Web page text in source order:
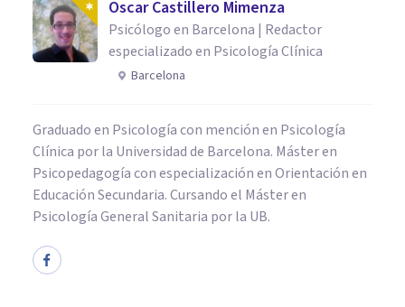
Oscar Castillero Mimenza
Psicólogo en Barcelona | Redactor
especializado en Psicología Clínica
Barcelona
Graduado en Psicología con mención en Psicología
Clínica por la Universidad de Barcelona. Máster en
Psicopedagogía con especialización en Orientación en
Educación Secundaria. Cursando el Máster en
Psicología General Sanitaria por la UB.